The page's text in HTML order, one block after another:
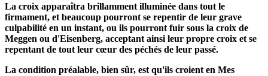
La croix apparaîtra brillamment illuminée dans tout le
firmament, et beaucoup pourront se repentir de leur grave
culpabilité en un instant, ou ils pourront fuir sous la croix de
Meggen ou d'Eisenberg, acceptant ainsi leur propre croix et se
repentant de tout leur cœur des péchés de leur passé.
La condition préalable, bien sûr, est qu'ils croient en Mes